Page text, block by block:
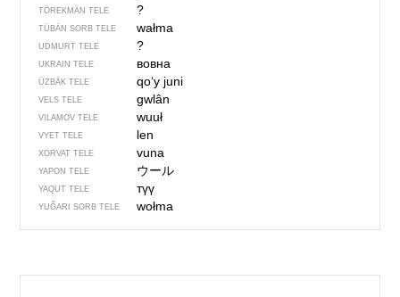
TÖREKMÄN TELE ?
TÜBÄN SORB TELE wałma
UDMURT TELE ?
UKRAIN TELE вовна
ÜZBÄK TELE qo‘y juni
VELS TELE gwlân
VILAMOV TELE wuuł
VYET TELE len
XORVAT TELE vuna
YAPON TELE ウール
YAQUT TELE түү
YUĞARI SORB TELE wołma